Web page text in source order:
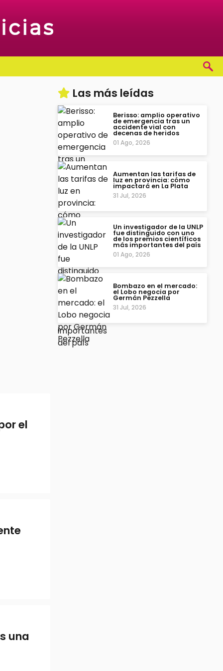
Las más leídas
Berisso: amplio operativo
de emergencia tras un
accidente vial con
decenas de heridos
01 Ago, 2026
Aumentan las tarifas de
luz en provincia: cómo
impactará en La Plata
31 Jul, 2026
Un investigador de la UNLP
fue distinguido con uno
de los premios científicos
más importantes del país
01 Ago, 2026
Bombazo en el mercado:
el Lobo negocia por
Germán Pezzella
31 Jul, 2026
el
una